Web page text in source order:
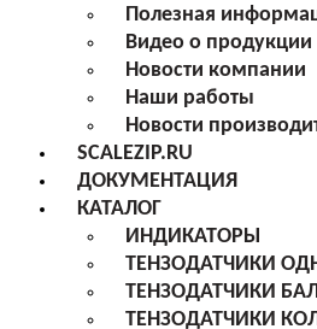
Полезная
Видео о продукции
Новости компании
Наши работы
Новости
SCALEZIP.RU
ДОКУМЕНТАЦИЯ
КАТАЛОГ
ИНДИКАТОРЫ
ТЕНЗОДАТЧИКИ
ТЕНЗОДАТЧИКИ
ТЕНЗОДАТЧИКИ